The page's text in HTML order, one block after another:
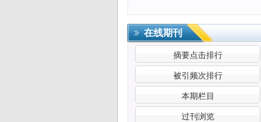
在线期刊
摘要点击排行
被引频次排行
本期栏目
过刊浏览